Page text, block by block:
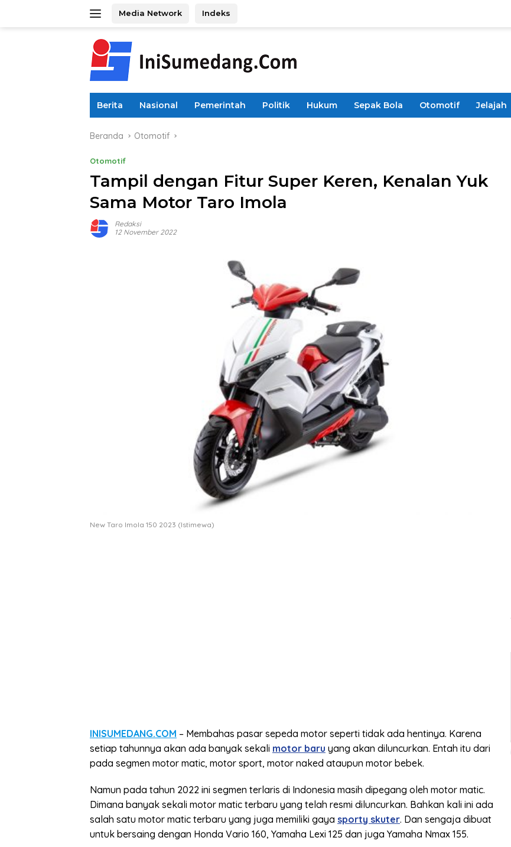
Media Network Indeks
Berita Nasional Pemerintah Politik Hukum Sepak Bola Otomotif Jelajah
Beranda Otomotif
Otomotif
Tampil dengan Fitur Super Keren, Kenalan Yuk
Sama Motor Taro Imola
Redaksi
12 November 2022
New Taro Imola 150 2023 (Istimewa)
INISUMEDANG.COM – Membahas pasar sepeda motor seperti tidak ada hentinya. Karena
setiap tahunnya akan ada banyak sekali motor baru yang akan diluncurkan. Entah itu dari
pada segmen motor matic, motor sport, motor naked ataupun motor bebek.
Namun pada tahun 2022 ini segmen terlaris di Indonesia masih dipegang oleh motor matic.
Dimana banyak sekali motor matic terbaru yang telah resmi diluncurkan. Bahkan kali ini ada
salah satu motor matic terbaru yang juga memiliki gaya sporty skuter. Dan sengaja dibuat
untuk bersaing dengan Honda Vario 160, Yamaha Lexi 125 dan juga Yamaha Nmax 155.